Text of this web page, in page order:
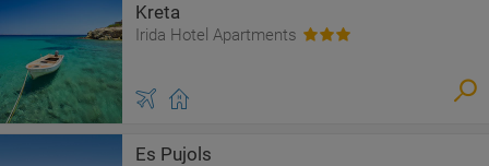
Kreta
Irida Hotel Apartments
Es Pujols